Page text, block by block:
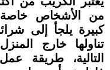
من الأشخاص خاصة
كبيرة يلجأ إلى
تناولها خارج
التالية، طريقة